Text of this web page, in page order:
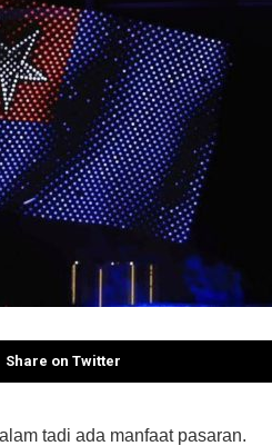
Share on Twitter
tadi ada manfaat pasaran.